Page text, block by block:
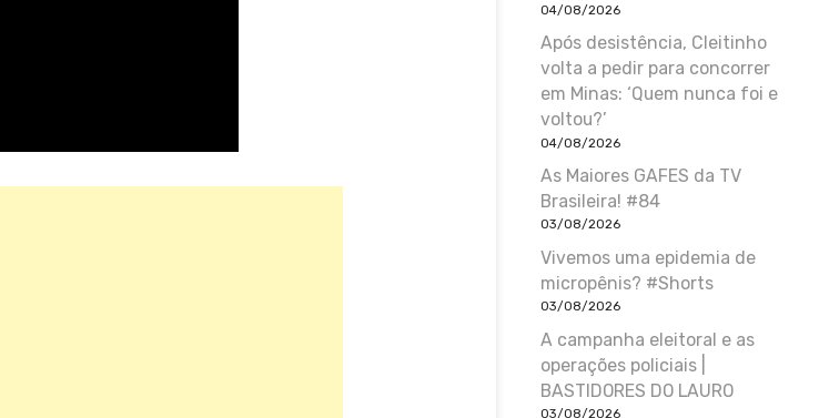
04/08/2026
Após desistência, Cleitinho
volta a pedir para concorrer
em Minas: ‘Quem nunca foi e
voltou?’
04/08/2026
As Maiores GAFES da TV
Brasileira! #84
03/08/2026
Vivemos uma epidemia de
micropênis? #Shorts
03/08/2026
A campanha eleitoral e as
operações policiais |
BASTIDORES DO LAURO
03/08/2026